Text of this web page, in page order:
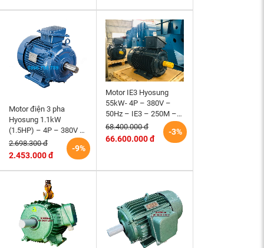
Motor điện 3 pha
Hyosung 1.1kW
(1.5HP) – 4P – 380V –
50Hz – TEFC – 90S
(tốc độ 1500rpm)
-9%
2.698.300 đ
2.453.000 đ
Motor IE3 Hyosung
55kW- 4P – 380V –
50Hz – IE3 – 250M –
B3 hiệu suất cao
-3%
68.400.000 đ
66.600.000 đ